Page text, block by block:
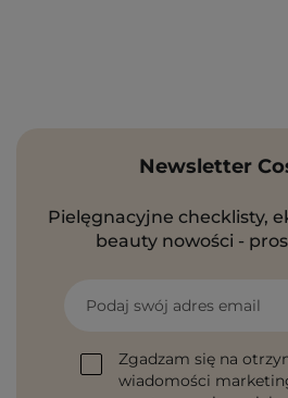
Newsletter
Pielęgnacyjne checklisty,
beauty nowości -
Podaj swój adres email
Zgadzam się na
wiadomości